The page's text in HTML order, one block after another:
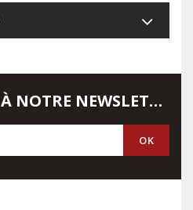
INSCRIVEZ-VOUS À NOTRE NEWSLETTER